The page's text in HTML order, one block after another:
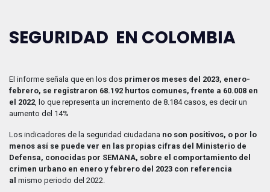
SEGURIDAD EN COLOMBIA
El informe señala que en los dos primeros meses del 2023, enero-
febrero, se registraron 68.192 hurtos comunes, frente a 60.008 en
el 2022, lo que representa un incremento de 8.184 casos, es decir un
aumento del 14%
Los indicadores de la seguridad ciudadana no son positivos, o por lo
menos así se puede ver en las propias cifras del Ministerio de
Defensa, conocidas por SEMANA, sobre el comportamiento del
crimen urbano en enero y febrero del 2023 con referencia
al mismo periodo del 2022.